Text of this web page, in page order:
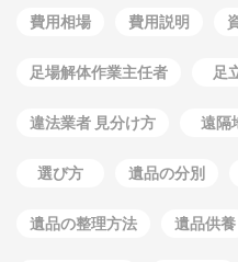
費用相場 費用説明
足場解体作業主任者 足
違法業者 見分け方 遠隔
選び方 遺品の分別
遺品の整理方法 遺品供養